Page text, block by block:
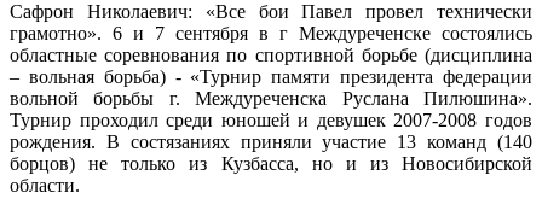
Сафрон Николаевич: «Все бои Павел провел технически
грамотно». 6 и 7 сентября в г Междуреченске состоялись
областные соревнования по спортивной борьбе (дисциплина
– вольная борьба) - «Турнир памяти президента федерации
вольной борьбы г. Междуреченска Руслана Пилюшина».
Турнир проходил среди юношей и девушек 2007-2008 годов
рождения. В состязаниях приняли участие 13 команд (140
борцов) не только из Кузбасса, но и из Новосибирской
области.